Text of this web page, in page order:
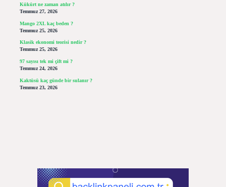
Kükürt ne zaman atılır ?
Temmuz 27, 2026
Mango 2XL kaç beden ?
Temmuz 25, 2026
Klasik ekonomi teorisi nedir ?
Temmuz 25, 2026
97 sayısı tek mi çift mi ?
Temmuz 24, 2026
Kaktüsü kaç günde bir sulanır ?
Temmuz 23, 2026